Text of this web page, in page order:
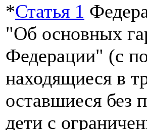
*Статья 1
"Об основных
Федерации" (с
находящиеся в
оставшиеся без
дети с